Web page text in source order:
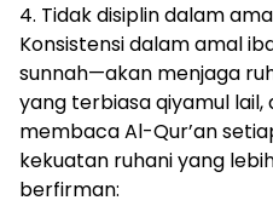
4. Tidak disiplin dalam
Konsistensi dalam amal
sunnah—akan menjaga
yang terbiasa qiyamul
membaca Al-Qur’an
kekuatan ruhani yang
berfirman: